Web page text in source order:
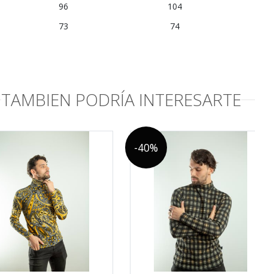
96 104
73 74
TAMBIEN PODRÍA INTERESARTE
-40%